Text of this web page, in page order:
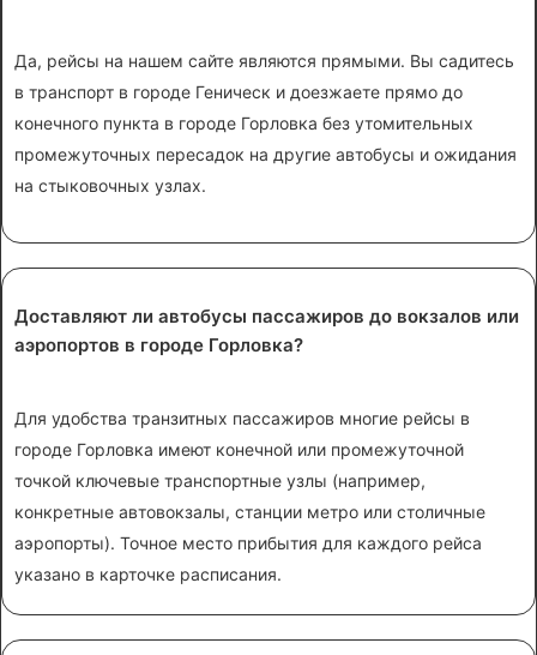
Да, рейсы на нашем сайте являются прямыми. Вы садитесь
в транспорт в городе Геническ и доезжаете прямо до
конечного пункта в городе Горловка без утомительных
промежуточных пересадок на другие автобусы и ожидания
на стыковочных узлах.
Доставляют ли автобусы пассажиров до вокзалов или
аэропортов в городе Горловка?
Для удобства транзитных пассажиров многие рейсы в
городе Горловка имеют конечной или промежуточной
точкой ключевые транспортные узлы (например,
конкретные автовокзалы, станции метро или столичные
аэропорты). Точное место прибытия для каждого рейса
указано в карточке расписания.